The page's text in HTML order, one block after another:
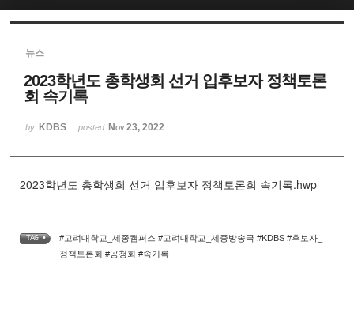
뉴스
2023학년도 총학생회 선거 입후보자 정책토론
회 속기록
by KDBS posted Nov 23, 2022
2023학년도 총학생회 선거 입후보자 정책토론회 속기록.hwp
TAG •
#고려대학교_세종캠퍼스 #고려대학교_세종방송국 #KDBS #후보자_
정책토론회 #공청회 #속기록
Sketchbook5, 스케치북5
Sketchbook5, 스케치북5